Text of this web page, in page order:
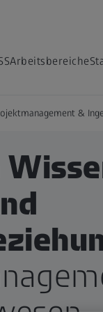
Arbeitsbereiche
&